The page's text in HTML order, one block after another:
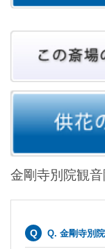
金剛寺別院観
Q. 金剛寺別